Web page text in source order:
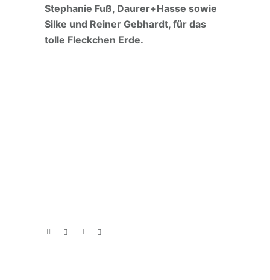
Stephanie Fuß, Daurer+Hasse sowie
Silke und Reiner Gebhardt, für das
tolle Fleckchen Erde.